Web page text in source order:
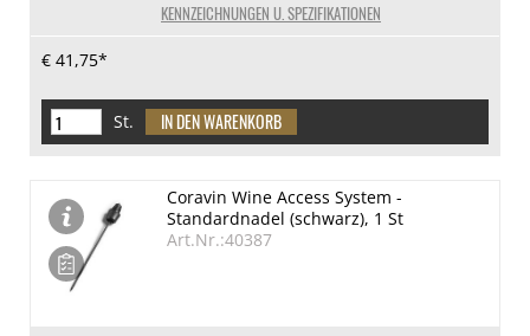
KENNZEICHNUNGEN U. SPEZIFIKATIONEN
€ 41,75*
St.
Coravin Wine Access System -
Standardnadel (schwarz), 1 St
Art.Nr.:40387